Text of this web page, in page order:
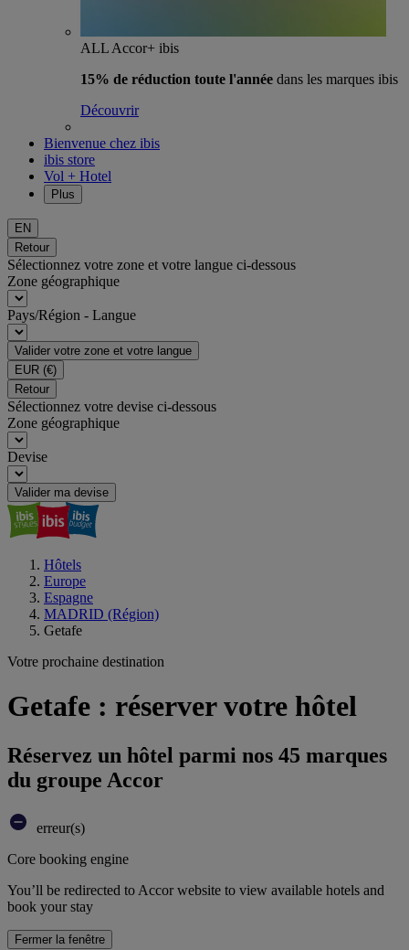
ALL Accor+ ibis
15% de réduction toute l'année dans les marques ibis
Découvrir
Bienvenue chez ibis
ibis store
Vol + Hotel
Plus
EN
Retour
Sélectionnez votre zone et votre langue ci-dessous
Zone géographique
Pays/Région - Langue
Valider votre zone et votre langue
EUR (€)
Retour
Sélectionnez votre devise ci-dessous
Zone géographique
Devise
Valider ma devise
Hôtels
Europe
Espagne
MADRID (Région)
Getafe
Votre prochaine destination
Getafe : réserver votre hôtel
Réservez un hôtel parmi nos 45 marques
du groupe Accor
erreur(s)
Core booking engine
You’ll be redirected to Accor website to view available hotels and
book your stay
Fermer la fenêtre